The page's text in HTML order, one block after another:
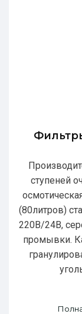
ступеней
(80литров)
220В/24В,
промывки.